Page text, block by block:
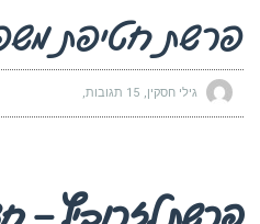
פרשת חטיפת
גילי חסקין 15 תגובות
פרשת לזרוביץ –